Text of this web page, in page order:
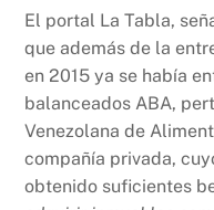
El portal La Tabla,
que además de la
en 2015 ya se había
balanceados ABA,
Venezolana de
compañía privada,
obtenido suficientes